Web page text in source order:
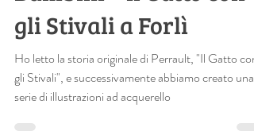
Bambini – Il Gatto con
gli Stivali a Forlì
Ho letto la storia originale di Perrault, "Il Gatto con
gli Stivali", e successivamente abbiamo creato una